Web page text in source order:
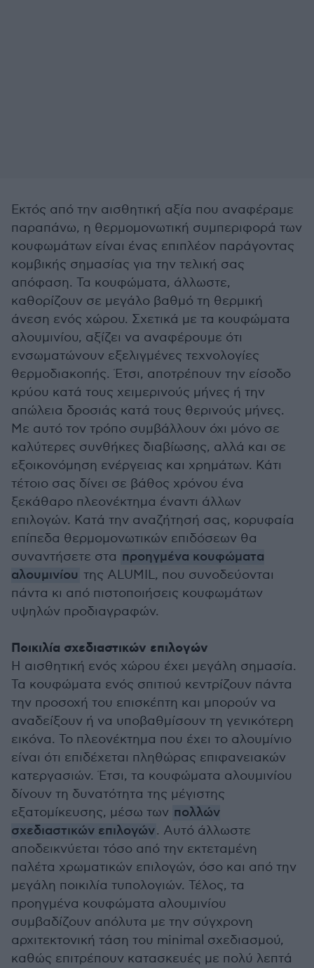
Εκτός από την αισθητική αξία που αναφέραμε
παραπάνω, η θερμομονωτική συμπεριφορά των
κουφωμάτων είναι ένας επιπλέον παράγοντας
κομβικής σημασίας για την τελική σας
απόφαση. Τα κουφώματα, άλλωστε,
καθορίζουν σε μεγάλο βαθμό τη θερμική
άνεση ενός χώρου. Σχετικά με τα κουφώματα
αλουμινίου, αξίζει να αναφέρουμε ότι
ενσωματώνουν εξελιγμένες τεχνολογίες
θερμοδιακοπής. Έτσι, αποτρέπουν την είσοδο
κρύου κατά τους χειμερινούς μήνες ή την
απώλεια δροσιάς κατά τους θερινούς μήνες.
Με αυτό τον τρόπο συμβάλλουν όχι μόνο σε
καλύτερες συνθήκες διαβίωσης, αλλά και σε
εξοικονόμηση ενέργειας και χρημάτων. Κάτι
τέτοιο σας δίνει σε βάθος χρόνου ένα
ξεκάθαρο πλεονέκτημα έναντι άλλων
επιλογών. Κατά την αναζήτησή σας, κορυφαία
επίπεδα θερμομονωτικών επιδόσεων θα
συναντήσετε στα προηγμένα κουφώματα
αλουμινίου της ALUMIL, που συνοδεύονται
πάντα κι από πιστοποιήσεις κουφωμάτων
υψηλών προδιαγραφών.
Ποικιλία σχεδιαστικών επιλογών
Η αισθητική ενός χώρου έχει μεγάλη σημασία.
Τα κουφώματα ενός σπιτιού κεντρίζουν πάντα
την προσοχή του επισκέπτη και μπορούν να
αναδείξουν ή να υποβαθμίσουν τη γενικότερη
εικόνα. Το πλεονέκτημα που έχει το αλουμίνιο
είναι ότι επιδέχεται πληθώρας επιφανειακών
κατεργασιών. Έτσι, τα κουφώματα αλουμινίου
δίνουν τη δυνατότητα της μέγιστης
εξατομίκευσης, μέσω των πολλών
σχεδιαστικών επιλογών. Αυτό άλλωστε
αποδεικνύεται τόσο από την εκτεταμένη
παλέτα χρωματικών επιλογών, όσο και από την
μεγάλη ποικιλία τυπολογιών. Τέλος, τα
προηγμένα κουφώματα αλουμινίου
συμβαδίζουν απόλυτα με την σύγχρονη
αρχιτεκτονική τάση του minimal σχεδιασμού,
καθώς επιτρέπουν κατασκευές με πολύ λεπτά